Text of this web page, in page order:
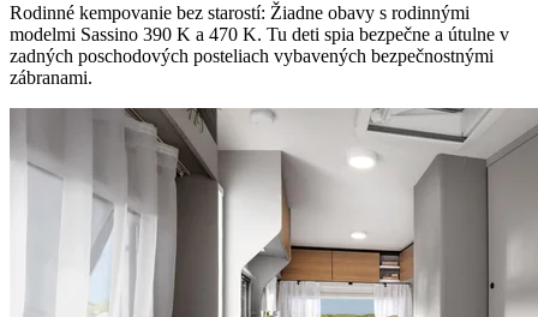
Rodinné kempovanie bez starostí: Žiadne obavy s rodinnými
modelmi Sassino 390 K a 470 K. Tu deti spia bezpečne a útulne v
zadných poschodových posteliach vybavených bezpečnostnými
zábranami.